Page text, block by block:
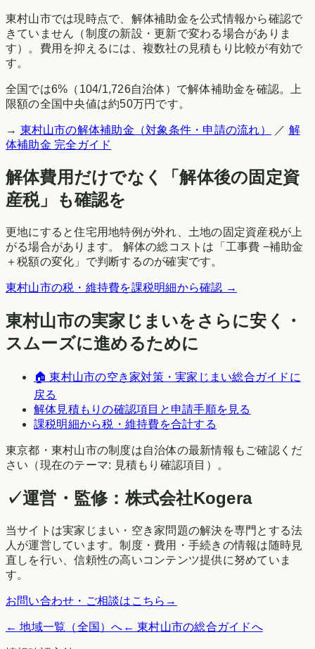
東村山市では現時点で、解体補助金を公式情報から確認で
きていません（制度の新設・更新で変わる場合がありま
す）。費用を抑えるには、複数社の見積もり比較が有効で
す。
全国では6%（ 104/1,726自治体）で解体補助金を確認。上
限額の全国中央値は約50万円です。
→ 東村山市の解体補助金（対象条件・申請の流れ） ／ 解
体補助金 完全ガイド
解体費用だけでなく「解体後の固定資
産税」も確認を
更地にすると住宅用地特例が外れ、土地の固定資産税が上
がる場合があります。 解体の総コストは「工事費 −補助金
＋税額の変化」で判断するのが確実です。
東村山市の税・維持費を課税明細から確認 →
東村山市の実家じまいをさらに安く・
スムーズに進めるために
🏠東村山市の空き家対策・実家じまい総合ガイドに
戻る
解体見積もりの確認項目と申請手順を見る
課税明細から税・維持費を合計する
東京都 ・ 東村山市の制度は自治体の最新情報もご確認くだ
さい（現在のテーマ: 見積もり確認項目 ）。
✓運営・監修：株式会社Kogera
当サイトは実家じまい・空き家問題の解決を専門とする法
人が運営しています。制度・費用・手続きの情報は随時見
直しを行い、信頼性の高いコンテンツ提供に努めていま
す。
お問い合わせ・ご相談はこちら →
← 地域一覧（全国）へ ←東村山市の総合ガイドへ